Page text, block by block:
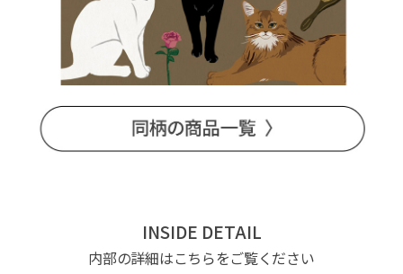
INSIDE DETAIL
内部の詳細はこちらをご覧ください